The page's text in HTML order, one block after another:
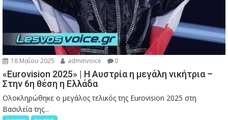
18 Μαΐου 2025 adminvoice 0
«Eurovision 2025» | Η Αυστρία η μεγάλη νικήτρια –
Στην 6η θέση η Ελλάδα
Ολοκληρώθηκε ο μεγάλος τελικός της Eurovision 2025 στη
Βασιλεία της...